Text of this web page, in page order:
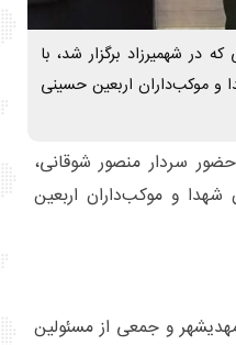
در شهمیرزاد برگزار شد، با
و موکب‌داران اربعین حسینی
سردار منصور شوقانی،
شهدا و موکب‌داران اربعین
و جمعی از مسئولین